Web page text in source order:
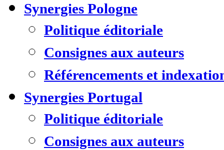
Synergies Pologne
Politique éditoriale
Consignes aux auteurs
Référencements et
Synergies Portugal
Politique éditoriale
Consignes aux auteurs